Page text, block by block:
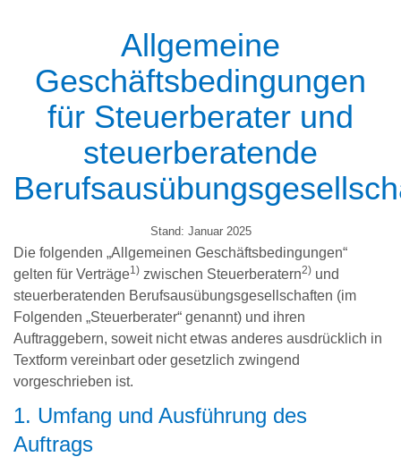
Allgemeine
Geschäftsbedingungen
für Steuerberater und
steuerberatende
Stand: Januar 2025
Die folgenden „Allgemeinen Geschäftsbedingungen“
gelten für Verträge1) zwischen Steuerberatern2) und
steuerberatenden Berufsausübungsgesellschaften (im
Folgenden „Steuerberater“ genannt) und ihren
Auftraggebern, soweit nicht etwas anderes ausdrücklich in
Textform vereinbart oder gesetzlich zwingend
vorgeschrieben ist.
1. Umfang und Ausführung des
Auftrags